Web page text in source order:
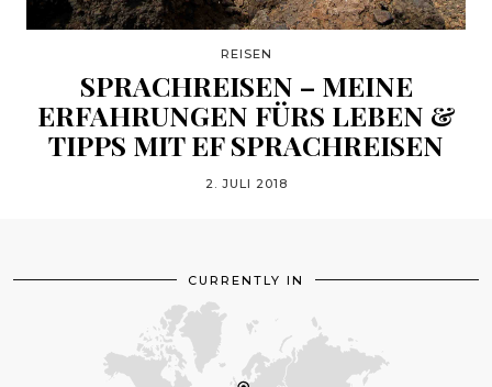
REISEN
SPRACHREISEN – MEINE
ERFAHRUNGEN FÜRS LEBEN &
TIPPS MIT EF SPRACHREISEN
2. JULI 2018
CURRENTLY IN